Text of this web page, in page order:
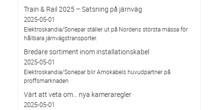
Train & Rail 2025 – Satsning på järnväg
2025-05-01
Elektroskandia/Sonepar ställer ut på Nordens största mässa för
hållbara järnvägstransporter.
Bredare sortiment inom installationskabel
2025-05-01
Elektroskandia/Sonepar blir Amokabels huvudpartner på
proffsmarknaden
Värt att veta om... nya kameraregler
2025-05-01